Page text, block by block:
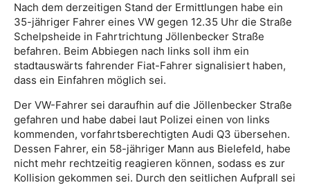
Nach dem derzeitigen Stand der Ermittlungen habe ein
35-jähriger Fahrer eines VW gegen 12.35 Uhr die Straße
Schelpsheide in Fahrtrichtung Jöllenbecker Straße
befahren. Beim Abbiegen nach links soll ihm ein
stadtauswärts fahrender Fiat-Fahrer signalisiert haben,
dass ein Einfahren möglich sei.
Der VW-Fahrer sei daraufhin auf die Jöllenbecker Straße
gefahren und habe dabei laut Polizei einen von links
kommenden, vorfahrtsberechtigten Audi Q3 übersehen.
Dessen Fahrer, ein 58-jähriger Mann aus Bielefeld, habe
nicht mehr rechtzeitig reagieren können, sodass es zur
Kollision gekommen sei. Durch den seitlichen Aufprall sei